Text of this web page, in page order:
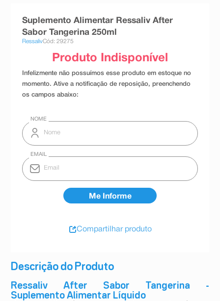
Descrição do Produto
Ressaliv After Sabor Tangerina -
Suplemento Alimentar Líquido
Suplemento Alimentar Ressaliv After
Sabor Tangerina 250ml
RessalivCód: 29275
Compartilhar produto
absorvente
10º shampoo